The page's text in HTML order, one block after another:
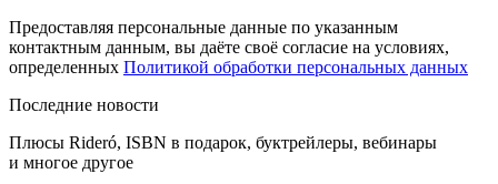
Предоставляя персональные данные по указанным
контактным данным, вы даёте своё согласие на условиях,
определенных Политикой обработки персональных данных
Последние новости
Плюсы Rideró, ISBN в подарок, буктрейлеры, вебинары
и многое другое